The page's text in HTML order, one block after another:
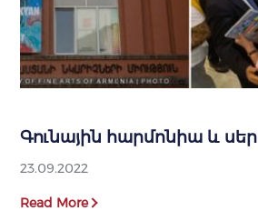
Գունային հարմոնիա և սեր
23.09.2022
Read More